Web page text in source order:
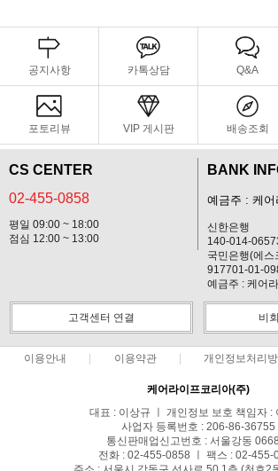
공지사항 카톡상담 Q&A
포토리뷰 VIP 게시판 배송조회
CS CENTER
02-455-0858
평일 09:00 ~ 18:00
점심 12:00 ~ 13:00
BANK
예금주 : 케어
신한은행
140-014-
국민은행(에스
917701-01-
예금주 : 케어
고객센터 연결 비
이용안내 이용약관 개인정보처리
케어라이프코리아(주)
대표 : 이상규 ㅣ 개인정보 보호 책임자 :
사업자 등록번호 : 206-86-36755
통신판매업신고번호 : 서울강동
전화 : 02-455-0858 ㅣ 팩스 : 02-455-